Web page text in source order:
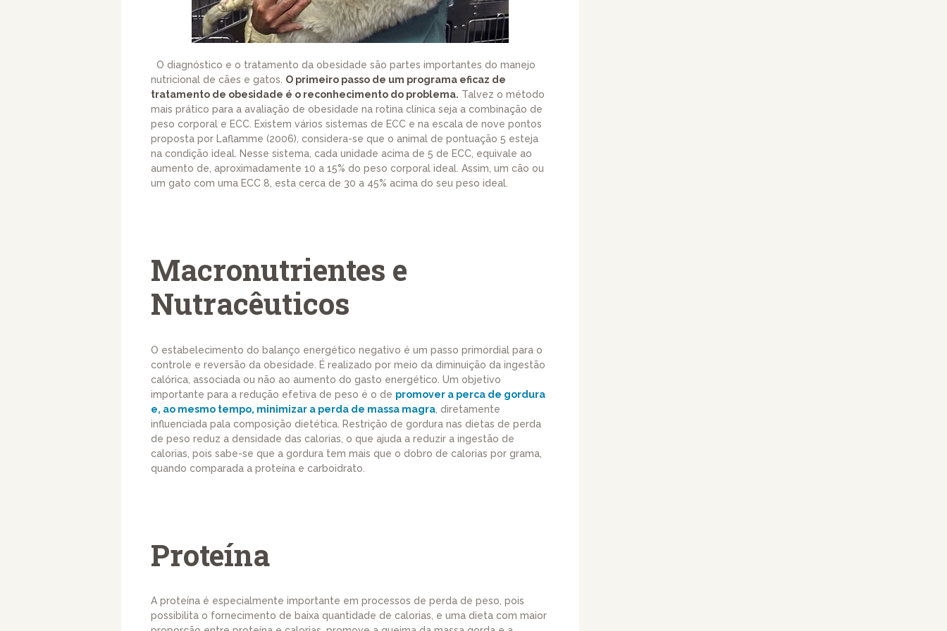
O diagnóstico e o tratamento da obesidade são partes importantes do manejo
nutricional de cães e gatos. O primeiro passo de um programa eficaz de
tratamento de obesidade é o reconhecimento do problema. Talvez o método
mais prático para a avaliação de obesidade na rotina clínica seja a combinação de
peso corporal e ECC. Existem vários sistemas de ECC e na escala de nove pontos
proposta por Laflamme (2006), considera-se que o animal de pontuação 5 esteja
na condição ideal. Nesse sistema, cada unidade acima de 5 de ECC, equivale ao
aumento de, aproximadamente 10 a 15% do peso corporal ideal. Assim, um cão ou
um gato com uma ECC 8, esta cerca de 30 a 45% acima do seu peso ideal.
Macronutrientes e
Nutracêuticos
O estabelecimento do balanço energético negativo é um passo primordial para o
controle e reversão da obesidade. É realizado por meio da diminuição da ingestão
calórica, associada ou não ao aumento do gasto energético. Um objetivo
importante para a redução efetiva de peso é o de promover a perca de gordura
e, ao mesmo tempo, minimizar a perda de massa magra , diretamente
influenciada pala composição dietética. Restrição de gordura nas dietas de perda
de peso reduz a densidade das calorias, o que ajuda a reduzir a ingestão de
calorias, pois sabe-se que a gordura tem mais que o dobro de calorias por grama,
quando comparada a proteína e carboidrato.
Proteína
A proteína é especialmente importante em processos de perda de peso, pois
possibilita o fornecimento de baixa quantidade de calorias, e uma dieta com maior